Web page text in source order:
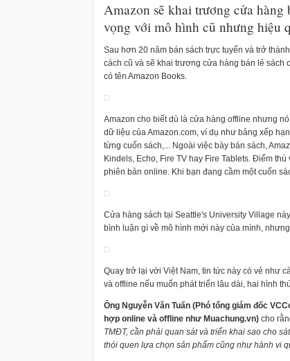
Amazon sẽ khai trương cửa
vọng với mô hình cũ nhưng hiệu
Sau hơn 20 năm bán sách trực tuyến và trở
cách cũ và sẽ khai trương cửa hàng bán lẻ sách
có tên Amazon Books.
Amazon cho biết dù là cửa hàng offline nhưng
dữ liệu của Amazon.com, ví dụ như bảng xếp
từng cuốn sách,... Ngoài việc bày bán sách,
Kindels, Echo, Fire TV hay Fire Tablets. Điểm
phiên bản online. Khi bạn đang cầm một cuốn
Cửa hàng sách tại Seattle's University Village
bình luận gì về mô hình mới này của mình,
Quay trở lại với Việt Nam, tin tức này có vẻ như
và offline nếu muốn phát triển lâu dài, hai hình
Ông Nguyễn Văn Tuấn (Phó tổng giám đốc
hợp online và offline như Muachung.vn) cho
TMĐT, cần phải quan sát và triển khai sao cho
thói quen lựa chọn sản phẩm cũng như hành vi